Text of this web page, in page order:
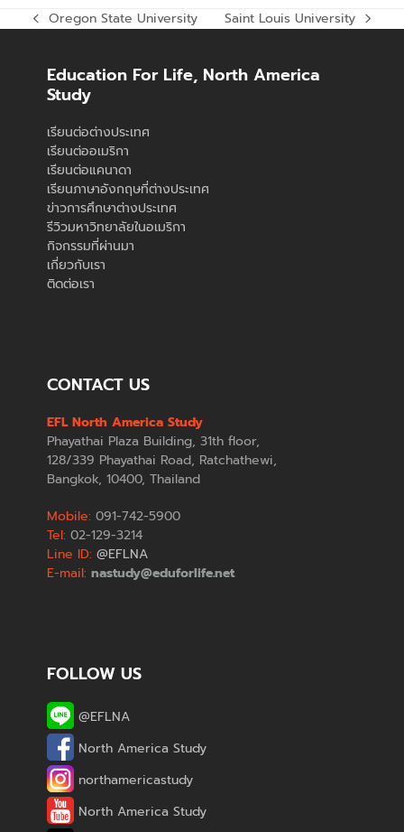
previous
Oregon State University
next
Saint Louis University
Education For Life, North America
Study
เรียนต่อต่างประเทศ
เรียนต่ออเมริกา
เรียนต่อแคนาดา
เรียนภาษาอังกฤษที่ต่างประเทศ
ข่าวการศึกษาต่างประเทศ
รีวิวมหาวิทยาลัยในอเมริกา
กิจกรรมที่ผ่านมา
เกี่ยวกับเรา
ติดต่อเรา
CONTACT US
EFL North America Study
Phayathai Plaza Building, 31th floor,
128/339 Phayathai Road, Ratchathewi,
Bangkok, 10400, Thailand
Mobile: 091-742-5900
Tel: 02-129-3214
Line ID: @EFLNA
E-mail: nastudy@eduforlife.net
FOLLOW US
@EFLNA
North America Study
northamericastudy
North America Study